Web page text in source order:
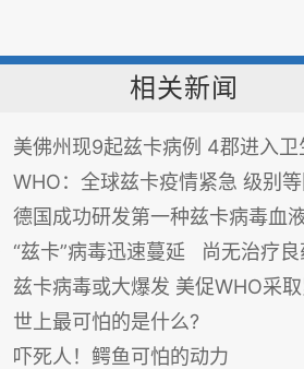
相关新闻
美佛州现9起兹卡病例 4郡进入卫生
WHO：全球兹卡疫情紧急 级别等同
德国成功研发第一种兹卡病毒血
“兹卡”病毒迅速蔓延 尚无治疗良
兹卡病毒或大爆发 美促WHO采取紧
世上最可怕的是什么?
吓死人！鳄鱼可怕的动力